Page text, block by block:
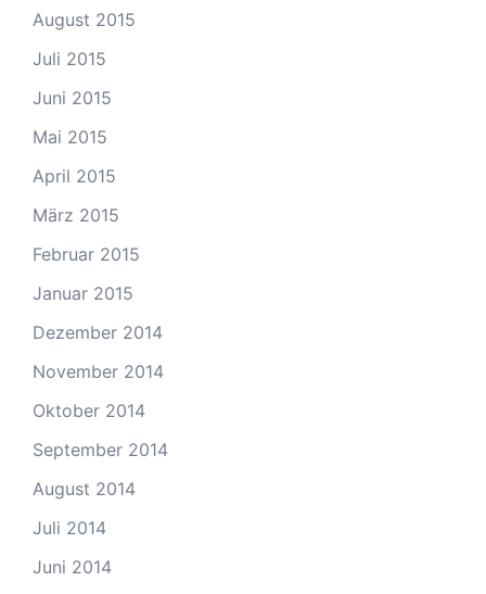
August 2015
Juli 2015
Juni 2015
Mai 2015
April 2015
März 2015
Februar 2015
Januar 2015
Dezember 2014
November 2014
Oktober 2014
September 2014
August 2014
Juli 2014
Juni 2014